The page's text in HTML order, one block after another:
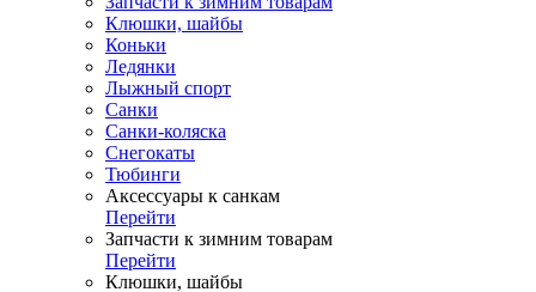
Клюшки, шайбы
Коньки
Ледянки
Лыжный спорт
Санки
Санки-коляска
Снегокаты
Тюбинги
Аксессуары к санкам
Перейти
Запчасти к зимним товарам
Перейти
Клюшки, шайбы